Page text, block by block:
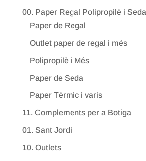
00. Paper Regal Polipropilè i Seda
Paper de Regal
Outlet paper de regal i més
Polipropilè i Més
Paper de Seda
Paper Tèrmic i varis
11. Complements per a Botiga
01. Sant Jordi
10. Outlets